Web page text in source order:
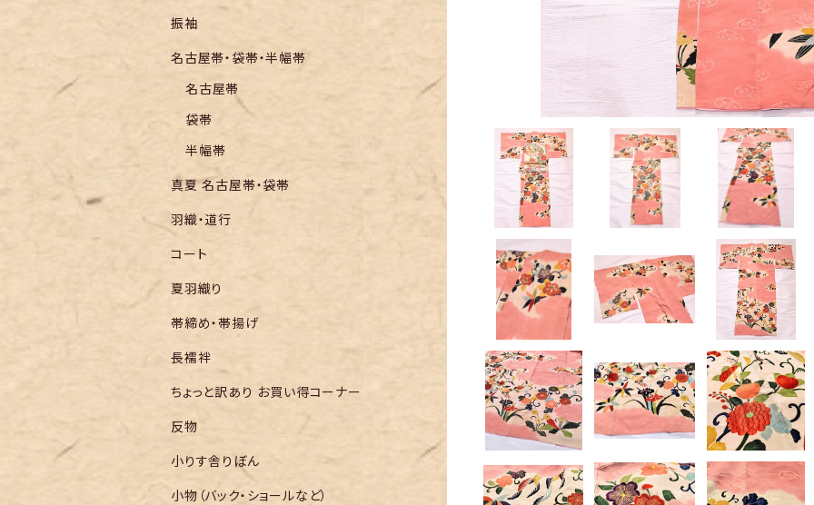
振袖
名古屋帯・袋帯・半幅帯
名古屋帯
袋帯
半幅帯
真夏 名古屋帯・袋帯
羽織・道行
コート
夏羽織り
帯締め・帯揚げ
長襦袢
ちょっと訳あり お買い得コーナー
反物
小りす舎りぼん
小物（バック・ショールなど）